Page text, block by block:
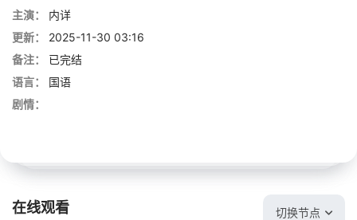
主演：
内详
更新：
2025-11-30 03:16
备注：
已完结
语言：
国语
剧情：
在线观看 切换节点